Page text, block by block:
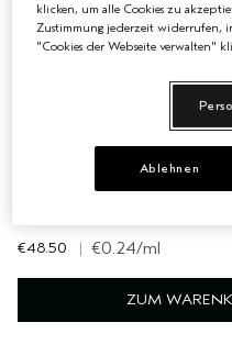
NUTRIPLENISH™ LEAVE-
Die aufbauende Leave-in-
Stunden Feuchtigkeit
€48.50 | €0.24/ml
ZUM
klicken, um alle Cookies zu
Zustimmung jederzeit widerrufen,
"Cookies der Webseite verwalten"
Ablehnen